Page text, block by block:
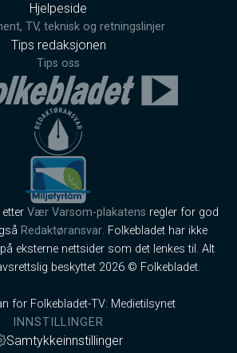
Hjelpeside
TV, teknisk og retningslinjer
Tips redaksjonen
Tips oss
Vær Varsom-plakatens regler for god
Redaktøransvar. Folkebladet har ikke
eksterne nettsider som det lenkes til. Alt
beskyttet 2026 © Folkebladet.
for Folkebladet-TV: Medietilsynet
INNSTILLINGER
Samtykkeinnstillinger